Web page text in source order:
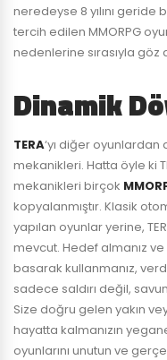
neredeyse 8 yılını geride
tercih edilen MMORPG
nedenlerine sırasıyla göz
Dinamik
TERA‘yı diğer oyunlardan
mekanikleri. Hatta öyle ki
mekanikleri birçok
kopyalanmıştır. Klasik
yapılan oyunlar yerine,
mevcut. Hedef almanız
basarak kullanmanız,
sadece saldırı değil,
Size doğru gelen yakın
hayatta kalmanızın
oyunlarını unutun ve